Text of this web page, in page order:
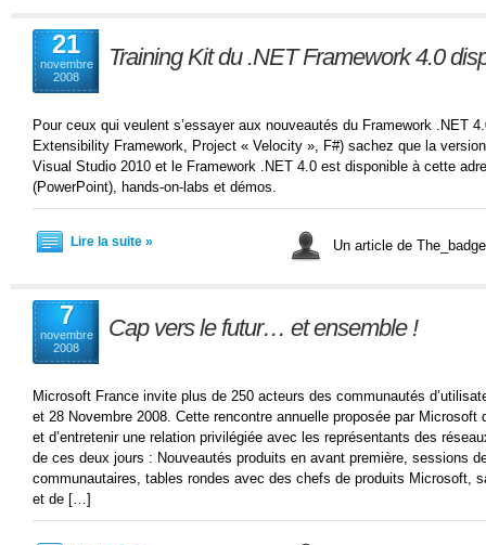
21
novembre
2008
Training Kit du .NET Framework 4.0
Pour ceux qui veulent s’essayer aux nouveautés du Framework .NET
Extensibility Framework, Project « Velocity », F#) sachez que la
Visual Studio 2010 et le Framework .NET 4.0 est disponible à cette
(PowerPoint), hands-on-labs et démos.
Lire la suite » Un article de
7
novembre
2008
Cap vers le futur… et ensemble !
Microsoft France invite plus de 250 acteurs des communautés
et 28 Novembre 2008. Cette rencontre annuelle proposée par Microsoft
et d’entretenir une relation privilégiée avec les représentants des
de ces deux jours : Nouveautés produits en avant première, sessions
communautaires, tables rondes avec des chefs de produits Microsoft,
et de […]